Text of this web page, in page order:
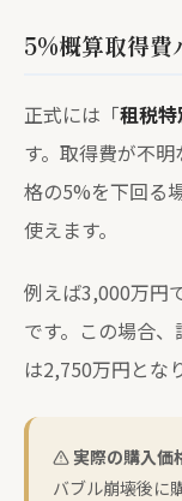
5%概算取得費
正式には「租税
す。取得費が不
格の5%を下回る
使えます。
例えば3,000万円
です。この場合
は2,750万円とな
実際の購入価
バブル崩壊後に